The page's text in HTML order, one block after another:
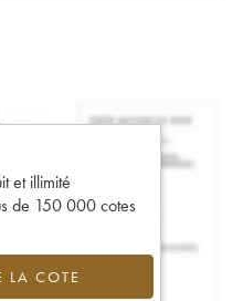
et illimité
de 150 000 cotes
LA COTE